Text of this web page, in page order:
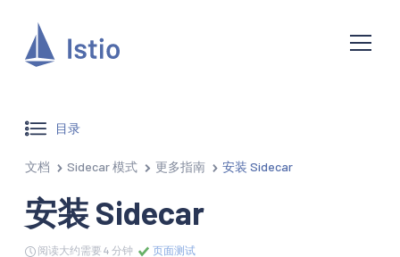
目录
文档 Sidecar 模式 更多指南 安装 Sidecar
安装 Sidecar
阅读大约需要 4 分钟 页面测试